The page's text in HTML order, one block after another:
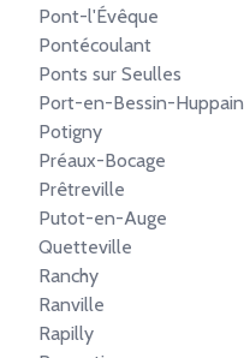
Pont-l'Évêque
Pontécoulant
Ponts sur Seulles
Port-en-Bessin-Huppain
Potigny
Préaux-Bocage
Prêtreville
Putot-en-Auge
Quetteville
Ranchy
Ranville
Rapilly